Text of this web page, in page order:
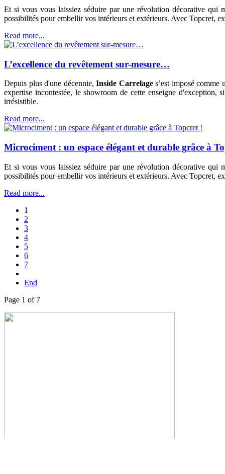
Et si vous vous laissiez séduire par une révolution décorative qui
possibilités pour embellir vos intérieurs et extérieurs. Avec Topcret,
Read more...
L’excellence du revêtement sur-mesure…
Depuis plus d'une décennie, Inside Carrelages’est imposé comme
expertise incontestée, le showroom de cette enseigne
irrésistible.
Read more...
Microciment : un espace élégant et durable grâce à
Et si vous vous laissiez séduire par une révolution décorative qui
possibilités pour embellir vos intérieurs et extérieurs. Avec Topcret,
Read more...
1
2
3
4
5
6
7
End
Page 1 of 7